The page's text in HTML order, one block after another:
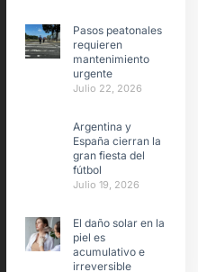
Pasos peatonales
requieren
mantenimiento
urgente
Julio 22, 2026
Argentina y
España cierran la
gran fiesta del
fútbol
Julio 19, 2026
El daño solar en la
piel es
acumulativo e
irreversible